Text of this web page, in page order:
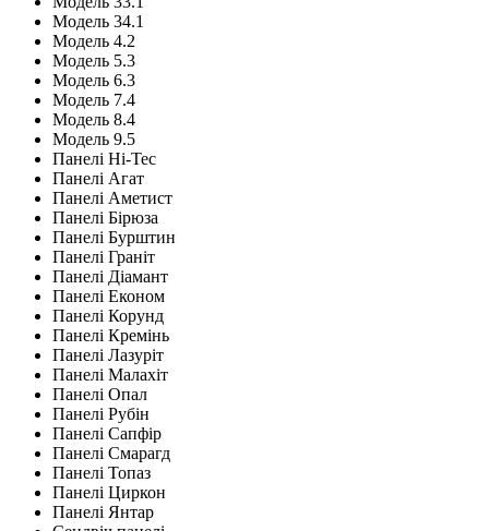
Модель 34.1
Модель 4.2
Модель 5.3
Модель 6.3
Модель 7.4
Модель 8.4
Модель 9.5
Панелі Hi-Tec
Панелі Агат
Панелі Аметист
Панелі Бірюза
Панелі Бурштин
Панелі Граніт
Панелі Діамант
Панелі Економ
Панелі Корунд
Панелі Кремінь
Панелі Лазуріт
Панелі Малахіт
Панелі Опал
Панелі Рубін
Панелі Сапфір
Панелі Смарагд
Панелі Топаз
Панелі Циркон
Панелі Янтар